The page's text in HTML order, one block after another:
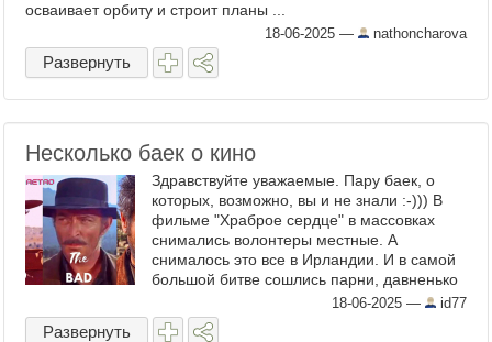
осваивает орбиту и строит планы ...
18-06-2025 — nathoncharova
Развернуть
Несколько баек о кино
Здравствуйте уважаемые. Пару баек, о
которых, возможно, вы и не знали :-))) В
фильме "Храброе сердце" в массовках
снимались волонтеры местные. А
снималось это все в Ирландии. И в самой
большой битве сошлись парни, давненько
ненавидевшие парней с соседнего хутора.
В итоге, как уверяют ...
18-06-2025 — id77
Развернуть